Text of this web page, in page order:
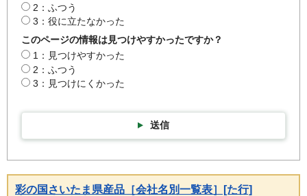
2：ふつう
3：役に立たなかった
このページの情報は見つけやすかったですか？
1：見つけやすかった
2：ふつう
3：見つけにくかった
送信
彩の国さいたま県産品［会社名別一覧表］[た行]